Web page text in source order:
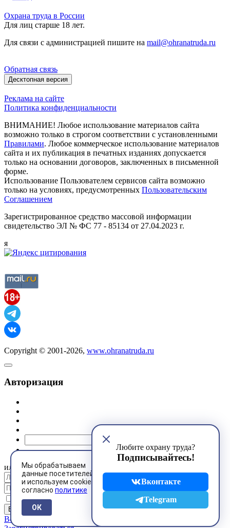
Мы обрабатываем
данные посетителей
и используем cookies
согласно политике
ОК
Любите охрану труда?
Подписывайтесь!
Вконтакте
Telegram
Охрана труда в России
Для лиц старше 18 лет.
Для связи с администрацией пишите на mail@ohranatruda.ru
Обратная связь
Десктопная версия
Реклама на сайте
Политика конфиденциальности
ВНИМАНИЕ! Любое использование материалов сайта
возможно только в строгом соответствии с установленными
Правилами. Любое коммерческое использование материалов
сайта и их публикация в печатных изданиях допускается
только на основании договоров, заключенных в письменной
форме.
Использование Пользователем сервисов сайта возможно
только на условиях, предусмотренных Пользовательским
Соглашением
Зарегистрированное средство массовой информации
свидетельство ЭЛ № ФС 77 - 85134 от 27.04.2023 г.
я
Copyright © 2001-2026, www.ohranatruda.ru
Авторизация
или
Запомнить меня
Восстановить пароль